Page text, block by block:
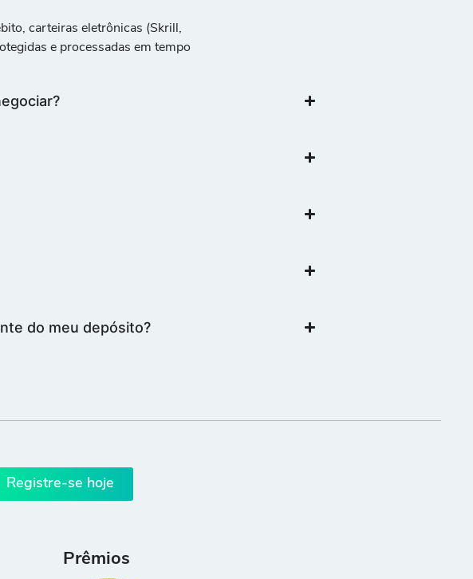
carteiras eletrônicas (Skrill,
e processadas em tempo
do meu depósito?
Registre-se hoje
Prêmios